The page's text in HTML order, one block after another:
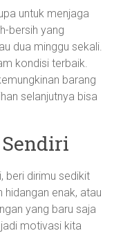
untuk menjaga
bersih yang
dua minggu sekali.
kondisi terbaik.
barang
selanjutnya bisa
beri dirimu sedikit
hidangan enak, atau
yang baru saja
motivasi kita